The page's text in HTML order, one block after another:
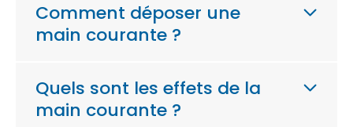
Comment déposer une
main courante ?
Quels sont les effets de la
main courante ?